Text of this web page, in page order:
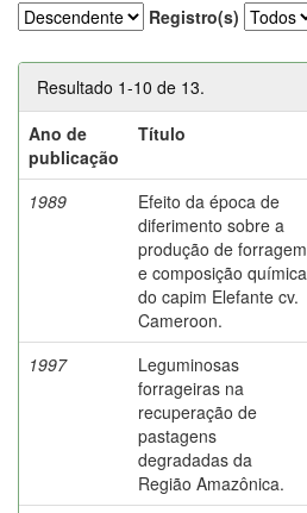
Registro(s)
Resultado 1-10 de 13.
Ano de
publicação
Título
1989
Efeito da época de
diferimento sobre a
produção de forragem
e composição química
do capim Elefante cv.
Cameroon.
1997
Leguminosas
forrageiras na
recuperação de
pastagens
degradadas da
Região Amazônica.